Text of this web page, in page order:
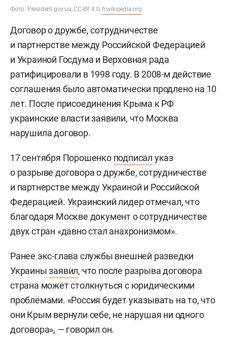
Фото: President.gov.ua, CC-BY 4.0,fr.wikipedia.org
Договор о дружбе, сотрудничестве
и партнерстве между Российской Федерацией
и Украиной Госдума и Верховная рада
ратифицировали в 1998 году. В 2008-м действие
соглашения было автоматически продлено на 10
лет. После присоединения Крыма к РФ
украинские власти заявили, что Москва
нарушила договор.
17 сентября Порошенко подписал указ
о разрыве договора о дружбе, сотрудничестве
и партнерстве между Украиной и Российской
Федерацией. Украинский лидер отмечал, что
благодаря Москве документ о сотрудничестве
двух стран «давно стал анахронизмом».
Ранее экс-глава службы внешней разведки
Украинызаявил, что после разрыва договора
страна может столкнуться с юридическими
проблемами. «Россия будет указывать на то, что
они Крым вернули себе, не нарушая ни одного
договора», — говорил он.